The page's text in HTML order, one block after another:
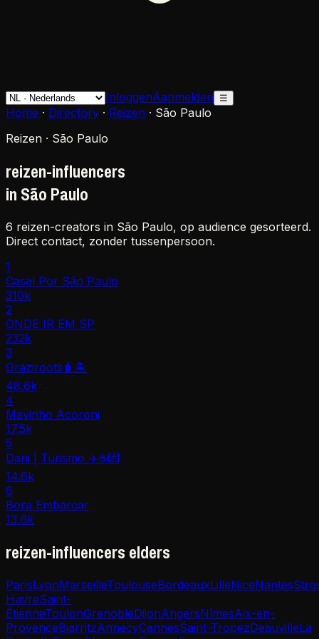
InloggenAanmelden ☰
Home · Directory · Reizen · São Paulo
Reizen · São Paulo
reizen-influencers
in São Paulo
6 reizen-creators in São Paulo, op audience gesorteerd.
Direct contact, zonder tussenpersoon.
1
Casal Por São Paulo
310k
2
ONDE IR EM SP
232k
3
Graziroots🧳🏝️
48.6k
4
Mavinho Acoroni
17.5k
5
Dani | Turismo ✈️☕️💌
14.6k
6
Bora Embarcar
13.6k
reizen-influencers elders
ParisLyonMarseilleToulouseBordeauxLilleNiceNantes
HavreSaint-
ÉtienneToulonGrenobleDijonAngersNîmesAix-en-
ProvenceBiarritzAnnecyCannesSaint-TropezDeauvilleLa